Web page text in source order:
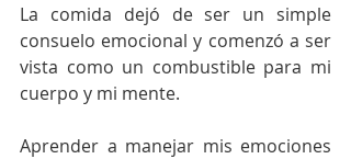
La comida dejó de ser un simple
consuelo emocional y comenzó a ser
vista como un combustible para mi
cuerpo y mi mente.
Aprender a manejar mis emociones